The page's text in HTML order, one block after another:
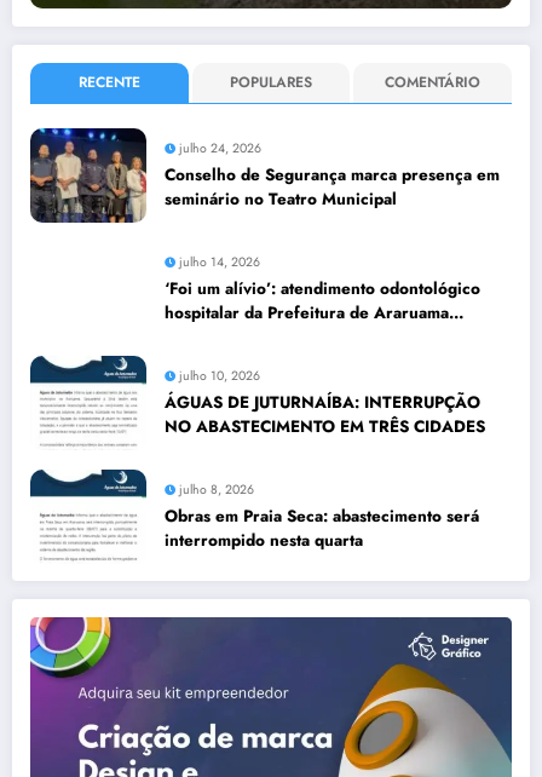
RECENTE POPULARES COMENTÁRIO
julho 24, 2026
Conselho de Segurança marca presença em
seminário no Teatro Municipal
julho 14, 2026
‘Foi um alívio’: atendimento odontológico
hospitalar da Prefeitura de Araruama
julho 10, 2026
ÁGUAS DE JUTURNAÍBA: INTERRUPÇÃO
NO ABASTECIMENTO EM TRÊS CIDADES
julho 8, 2026
Obras em Praia Seca: abastecimento será
interrompido nesta quarta